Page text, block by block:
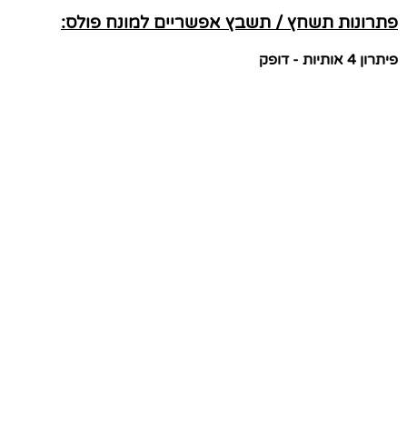
פתרונות תשחץ / תשבץ אפשריים למונח פולס:
פיתרון 4 אותיות - דופק